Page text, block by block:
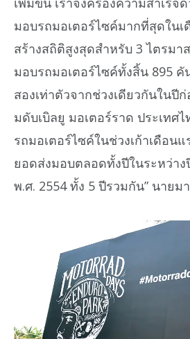
มอบรถมอเตอร์ไซค์มากที่สุดใน
สร้างสถิติสูงสุดสำหรับ 3 ไตรมา
มอบรถมอเตอร์ไซค์ทั้งสิ้น 895 คั
สองเท่าตัวจากช่วงเดียวกันในปี
มดับเบิลยู มอเตอร์ราด ประเทศ
รถมอเตอร์ไซค์ในช่วงเก้าเดือน
ยอดส่งมอบตลอดทั้งปีในระหว่าง
พ.ศ. 2554 ทั้ง 5 ปีรวมกัน” นายม